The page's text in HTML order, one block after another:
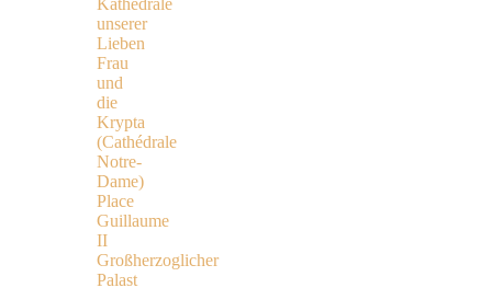
unserer
Lieben
Frau
und
die
Krypta
(Cathédrale
Notre-
Dame)
Place
Guillaume
II
Großherzoglicher
Palast